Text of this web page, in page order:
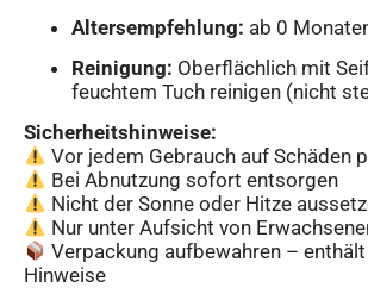
Altersempfehlung: ab 0
Reinigung: Oberflächlich mit
feuchtem Tuch reinigen (nicht
Sicherheitshinweise:
Vor jedem Gebrauch auf Schäden
Bei Abnutzung sofort entsorgen
Nicht der Sonne oder Hitze
Nur unter Aufsicht von
Verpackung aufbewahren –
Hinweise